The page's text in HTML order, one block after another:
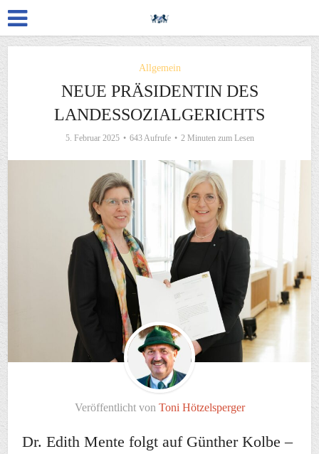
Allgemein
NEUE PRÄSIDENTIN DES
LANDESSOZIALGERICHTS
5. Februar 2025 643 Aufrufe 2 Minuten zum Lesen
Veröffentlicht von Toni Hötzelsperger
Dr. Edith Mente folgt auf Günther Kolbe –